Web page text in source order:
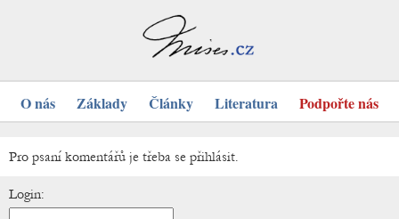
O nás Základy Články Literatura Podpořte nás
Pro psaní komentářů je třeba se přihlásit.
Login: